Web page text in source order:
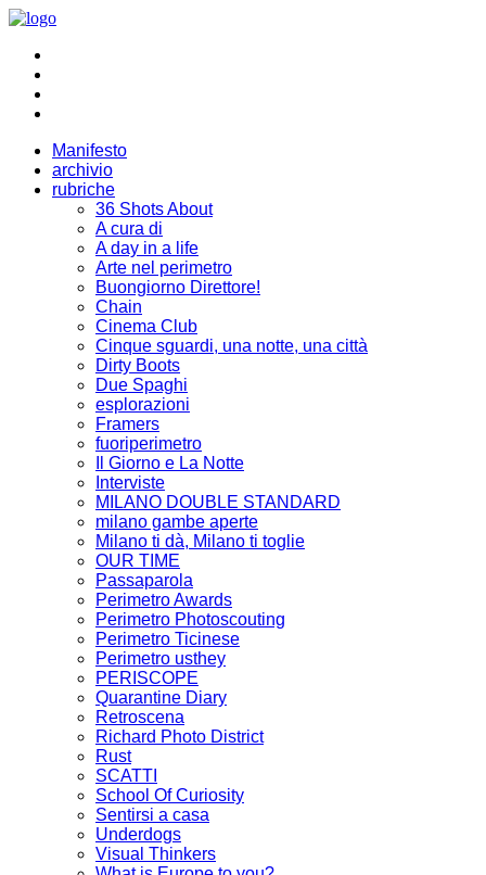
Manifesto
archivio
rubriche
36 Shots About
A cura di
A day in a life
Arte nel perimetro
Buongiorno Direttore!
Chain
Cinema Club
Cinque sguardi, una notte, una città
Dirty Boots
Due Spaghi
esplorazioni
Framers
fuoriperimetro
Il Giorno e La Notte
Interviste
MILANO DOUBLE STANDARD
milano gambe aperte
Milano ti dà, Milano ti toglie
OUR TIME
Passaparola
Perimetro Awards
Perimetro Photoscouting
Perimetro Ticinese
Perimetro usthey
PERISCOPE
Quarantine Diary
Retroscena
Richard Photo District
Rust
SCATTI
School Of Curiosity
Sentirsi a casa
Underdogs
Visual Thinkers